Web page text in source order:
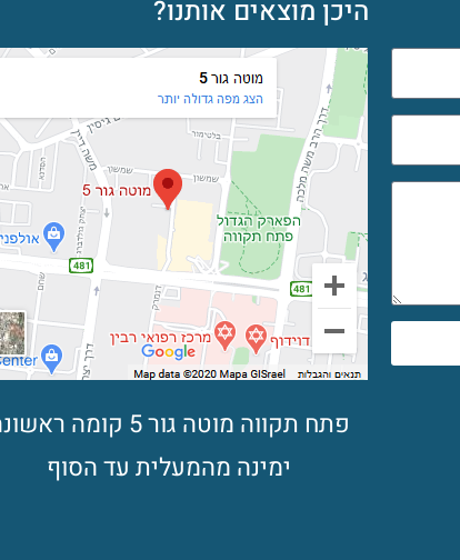
היכן מוצאים אותנו?
פתח תקווה מוטה גור 5 קומה
ימינה מהמעלית עד הסוף